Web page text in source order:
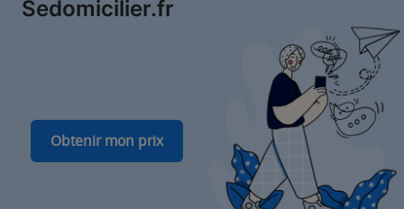
Sedomicilier.fr
Obtenir mon prix